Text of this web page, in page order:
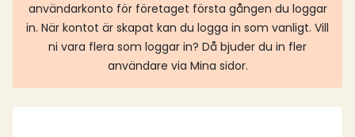
användarkonto för företaget första gången du loggar
in. När kontot är skapat kan du logga in som vanligt. Vill
ni vara flera som loggar in? Då bjuder du in fler
användare via Mina sidor.